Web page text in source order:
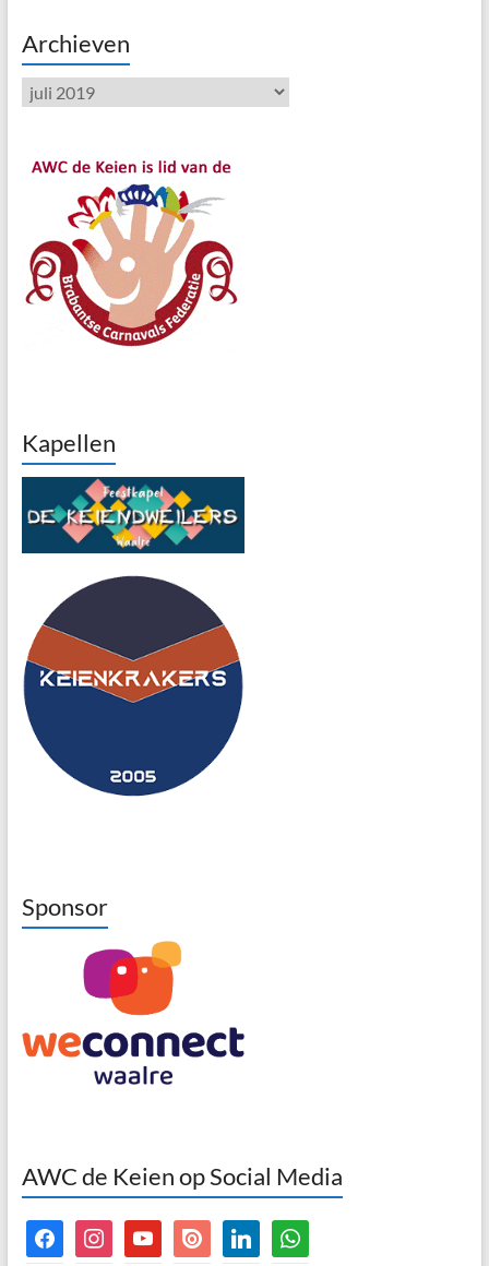
Archieven
Archieven
Kapellen
Sponsor
AWC de Keien op Social Media
facebookinstagramyoutubeissuu linkedinwhatsapp